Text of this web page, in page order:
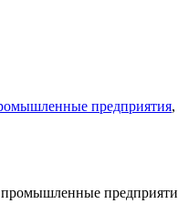
предприятия,